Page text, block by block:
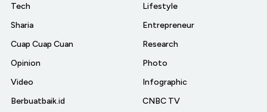
Tech
Sharia
Cuap Cuap Cuan
Opinion
Video
Berbuatbaik.id
Lifestyle
Entrepreneur
Research
Photo
Infographic
CNBC TV